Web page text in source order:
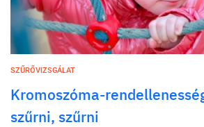
SZŰRŐVIZSGÁLAT
Kromoszóma-
szűrni, szűrni